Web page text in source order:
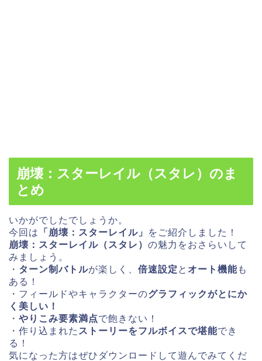
崩壊：スターレイル（スタレ）のま
とめ
いかがでしたでしょうか。
今回は
「崩壊：スターレイル」
をご紹介しました！
崩壊：スターレイル（スタレ） の魅力をおさらいして
みましょう。
・ ターン制バトルが楽しく、 倍速設定 と オート機能も
ある！
・フィールドやキャラクターのグラフィックがとにか
く美しい！
・ やりこみ要素満点で飽きない！
・作り込まれた ストーリーをフルボイスで堪能でき
る！
気になった方はぜひダウンロードして遊んでみてくだ